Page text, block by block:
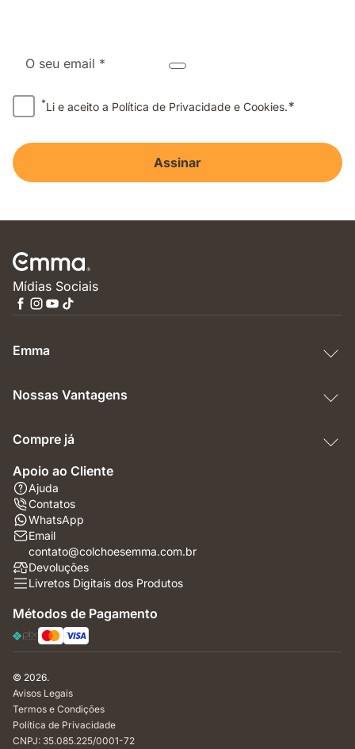
O seu email *
*Li e aceito a Política de Privacidade e Cookies.*
Assinar
Mídias Sociais
Emma
Nossas Vantagens
Compre já
Apoio ao Cliente
Ajuda
Contatos
WhatsApp
Email
contato@colchoesemma.com.br
Devoluções
Livretos Digitais dos Produtos
Métodos de Pagamento
© 2026.
Avisos Legais
Termos e Condições
Política de Privacidade
CNPJ: 35.085.225/0001-72